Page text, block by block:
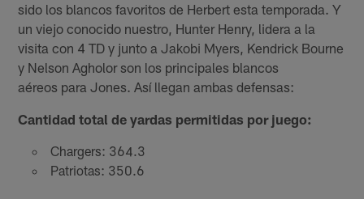
sido los blancos favoritos de Herbert esta temporada. Y
un viejo conocido nuestro, Hunter Henry, lidera a la
visita con 4 TD y junto a Jakobi Myers, Kendrick Bourne
y Nelson Agholor son los principales blancos
aéreos para Jones. Así llegan ambas defensas:
Cantidad total de yardas permitidas por juego:
Chargers: 364.3
Patriotas: 350.6